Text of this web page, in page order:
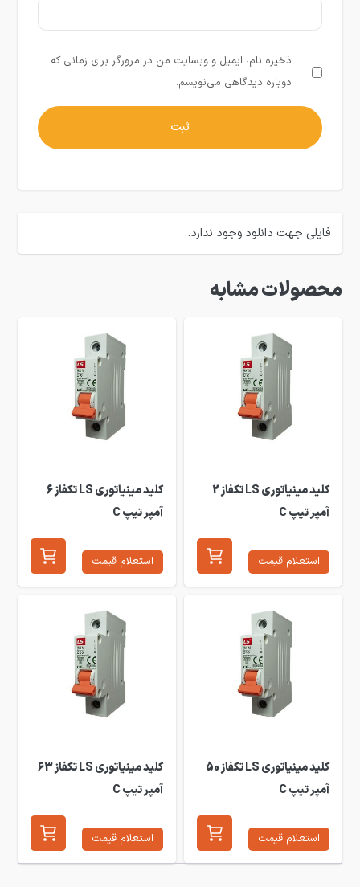
ذخیره نام، ایمیل و وبسایت من در مرورگر برای زمانی که
دوباره دیدگاهی می‌نویسم.
فایلی جهت دانلود وجود ندارد..
محصولات مشابه
کلید مینیاتوری LS تکفاز 2
آمپر تیپ C
استعلام قیمت
کلید مینیاتوری LS تکفاز 6
آمپر تیپ C
استعلام قیمت
کلید مینیاتوری LS تکفاز 50
آمپر تیپ C
استعلام قیمت
کلید مینیاتوری LS تکفاز 63
آمپر تیپ C
استعلام قیمت